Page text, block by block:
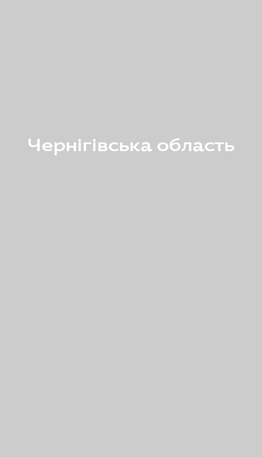
Чернігівська область